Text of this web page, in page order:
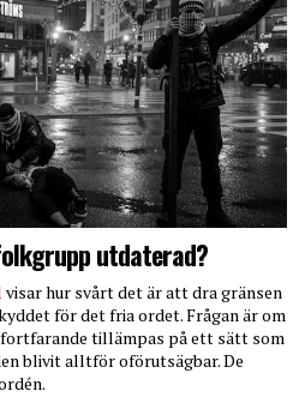
utdaterad?
visar hur svårt det är att dra gränsen
för det fria ordet. Frågan är om
tillämpas på ett sätt som
blivit alltför oförutsägbar. De